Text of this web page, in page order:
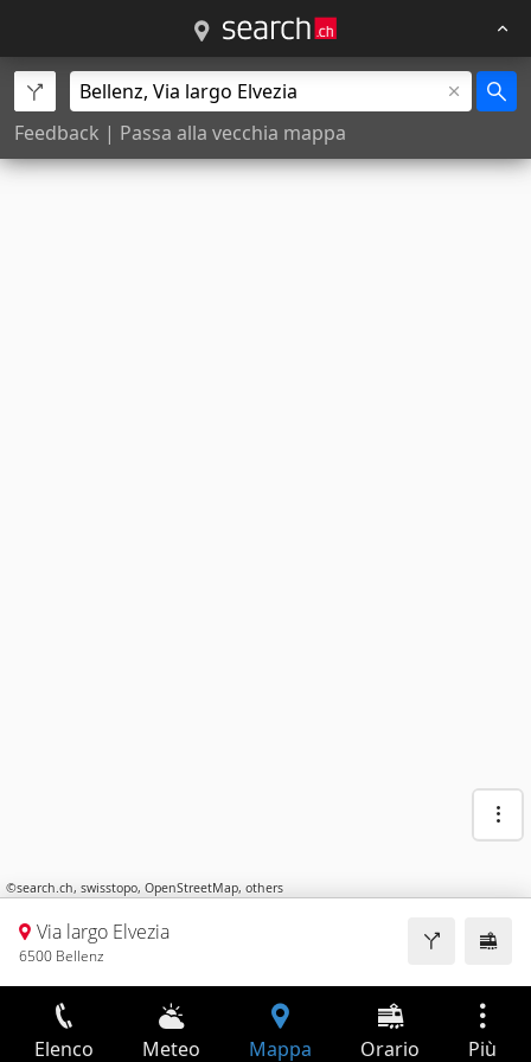
Feedback | Passa alla vecchia mappa
©search.ch, swisstopo, OpenStreetMap, others
Via largo Elvezia
6500 Bellenz
Elenco Meteo Mappa Orario Più